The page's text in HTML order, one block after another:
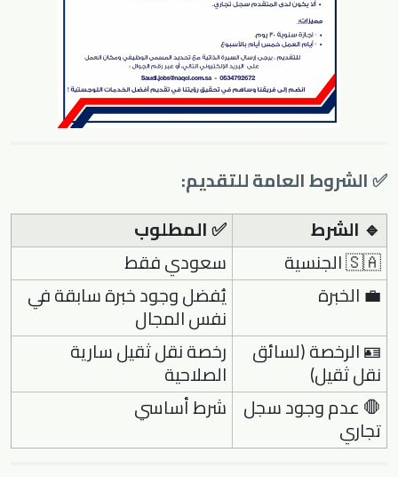
✅ الشروط العامة للتقديم:
🔹 الشرط
✅ المطلوب
🇸🇦 الجنسية
سعودي فقط
💼 الخبرة
يُفضل وجود خبرة سابقة في
نفس المجال
🪪 الرخصة (لسائق
نقل ثقيل)
رخصة نقل ثقيل سارية
الصلاحية
🛑 عدم وجود سجل
تجاري
شرط أساسي